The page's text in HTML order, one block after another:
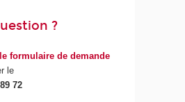
?
formulaire de demande
le
72